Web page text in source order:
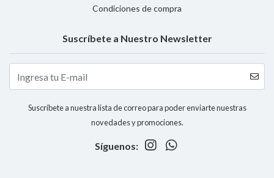
Condiciones de compra
Suscríbete a Nuestro Newsletter
Suscríbete a nuestra lista de correo para poder enviarte nuestras
novedades y promociones.
Síguenos: